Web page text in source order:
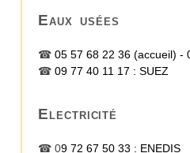
Eaux usées
☎ 05 57 68 22 36 (accueil) -
☎ 09 77 40 11 17 : SUEZ
Electricité
☎ 09 72 67 50 33 : ENEDIS